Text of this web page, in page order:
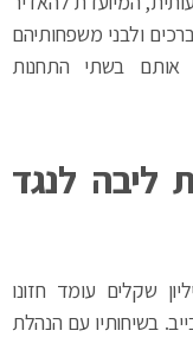
ולבני משפחותיהם
אותם בשתי התחנות
ליבה לנגד
הקצאת תקציב העתק של 15 מיליון שקלים עומד חזונו
בשיחותיו עם הנהלת